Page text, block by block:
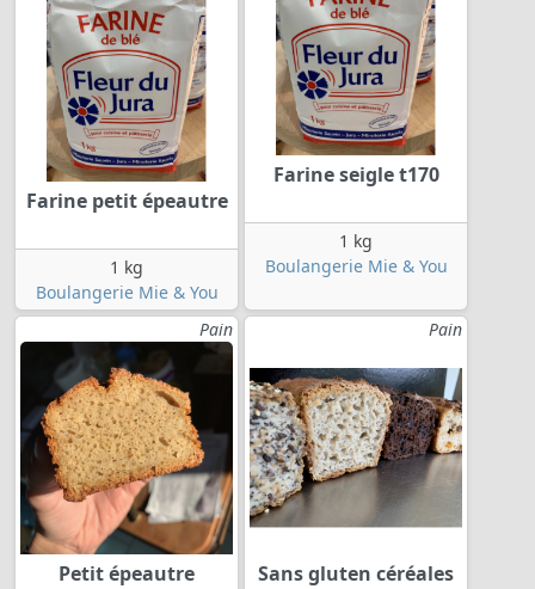
Farine petit épeautre
1 kg
Boulangerie Mie & You
Farine seigle t170
1 kg
Boulangerie Mie & You
Pain
Petit épeautre
Pain
Sans gluten céréales